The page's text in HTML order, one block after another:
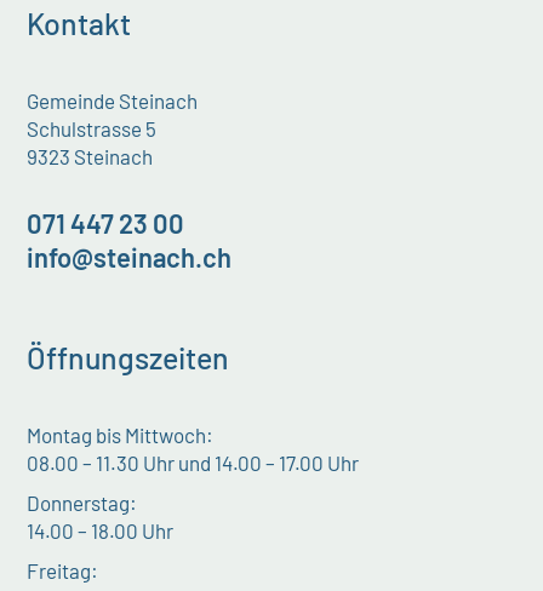
Kontakt
Gemeinde Steinach
Schulstrasse 5
9323 Steinach
071 447 23 00
info@steinach.ch
Öffnungszeiten
Montag bis Mittwoch:
08.00 – 11.30 Uhr und 14.00 – 17.00 Uhr
Donnerstag:
14.00 – 18.00 Uhr
Freitag: